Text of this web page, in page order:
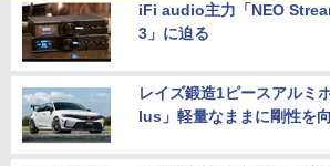
iFi audio主力「NEO
3」に迫る
レイズ鍛造1ピースアルミ
lus」軽量なままに剛性を